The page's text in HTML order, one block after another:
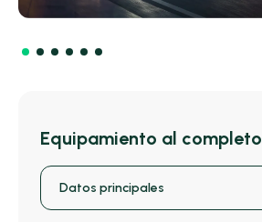
Equipamiento al completo